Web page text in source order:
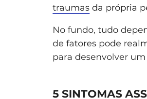
traumas da própria
No fundo, tudo
de fatores pode
para desenvolver
5 SINTOMAS